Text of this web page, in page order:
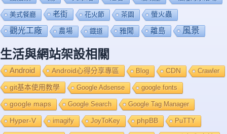
美式餐廳 老街 花火節 茶園 螢火蟲
觀光工廠 農場 鐡道 雅聞 離島 風景
生活與網站架設相關
Android Android心得分享專區 Blog CDN Crawler
git基本使用教學 Google Adsense google fonts
google maps Google Search Google Tag Manager
Hyper-V imagify JoyToKey phpBB PuTTY